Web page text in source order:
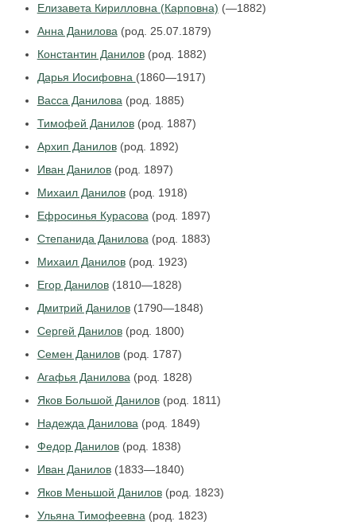
Елизавета Кирилловна (Карповна) (—1882)
Анна Данилова(род. 25.07.1879)
Константин Данилов(род. 1882)
Дарья Иосифовна (1860—1917)
Васса Данилова(род. 1885)
Тимофей Данилов(род. 1887)
Архип Данилов(род. 1892)
Иван Данилов(род. 1897)
Михаил Данилов(род. 1918)
Ефросинья Курасова(род. 1897)
Степанида Данилова(род. 1883)
Михаил Данилов(род. 1923)
Егор Данилов(1810—1828)
Дмитрий Данилов(1790—1848)
Сергей Данилов(род. 1800)
Семен Данилов(род. 1787)
Агафья Данилова(род. 1828)
Яков Большой Данилов(род. 1811)
Надежда Данилова(род. 1849)
Федор Данилов(род. 1838)
Иван Данилов(1833—1840)
Яков Меньшой Данилов(род. 1823)
Ульяна Тимофеевна(род. 1823)